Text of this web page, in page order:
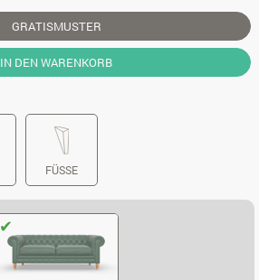
GRATISMUSTER
IN DEN WARENKORB
FÜSSE